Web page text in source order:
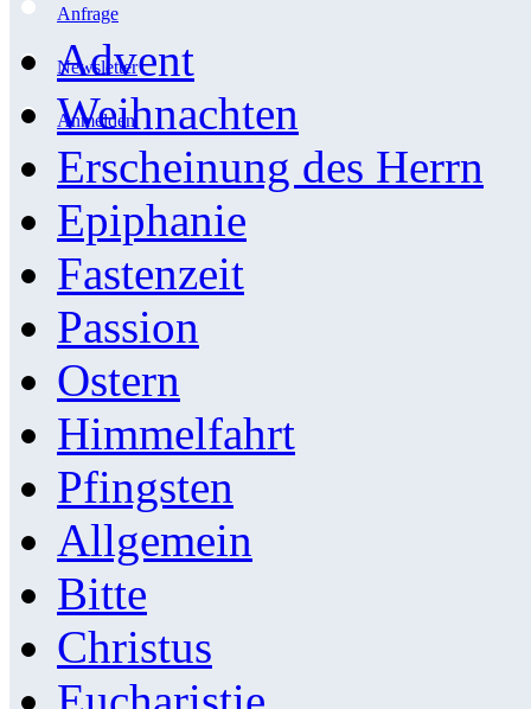
Anfrage
Newsletter
Anmelden
Advent
Weihnachten
Erscheinung des Herrn
Epiphanie
Fastenzeit
Passion
Ostern
Himmelfahrt
Pfingsten
Allgemein
Bitte
Christus